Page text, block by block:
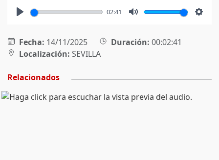
02:41
Fecha: 14/11/2025 Duración: 00:02:41
Localización: SEVILLA
Relacionados